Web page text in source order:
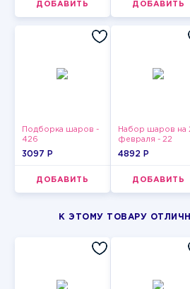
ДОБАВИТЬ ДОБАВИТЬ
Подборка шаров -
426
3097 P
ДОБАВИТЬ
Набор шаров на
февраля - 22
4892 P
ДОБАВИТЬ
К ЭТОМУ ТОВАРУ